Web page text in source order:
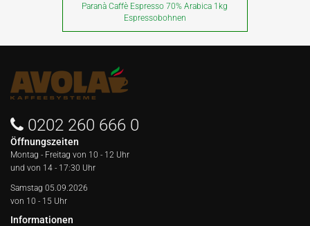
Paranà Caffè Espresso 70% Arabica 1kg
Espressobohnen
0202 260 666 0
Öffnungszeiten
Montag - Freitag von 10 - 12 Uhr
und von 14 - 17:30 Uhr
Samstag 05.09.2026
von 10 - 15 Uhr
Informationen